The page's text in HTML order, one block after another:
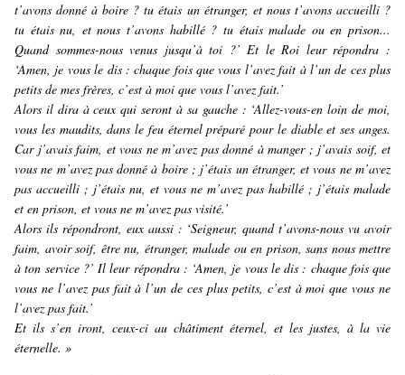
t’avons donné à boire ? tu étais un étranger, et nous t’avons accueilli ?
tu étais nu, et nous t’avons habillé ? tu étais malade ou en prison...
Quand sommes-nous venus jusqu’à toi ?’ Et le Roi leur répondra :
‘Amen, je vous le dis : chaque fois que vous l’avez fait à l’un de ces plus
petits de mes frères, c’est à moi que vous l’avez fait.’
Alors il dira à ceux qui seront à sa gauche : ‘Allez-vous-en loin de moi,
vous les maudits, dans le feu éternel préparé pour le diable et ses anges.
Car j’avais faim, et vous ne m’avez pas donné à manger ; j’avais soif, et
vous ne m’avez pas donné à boire ; j’étais un étranger, et vous ne m’avez
pas accueilli ; j’étais nu, et vous ne m’avez pas habillé ; j’étais malade
et en prison, et vous ne m’avez pas visité.’
Alors ils répondront, eux aussi : ‘Seigneur, quand t’avons-nous vu avoir
faim, avoir soif, être nu, étranger, malade ou en prison, sans nous mettre
à ton service ?’ Il leur répondra : ‘Amen, je vous le dis : chaque fois que
vous ne l’avez pas fait à l’un de ces plus petits, c’est à moi que vous ne
l’avez pas fait.’
Et ils s’en iront, ceux-ci au châtiment éternel, et les justes, à la vie
éternelle. »